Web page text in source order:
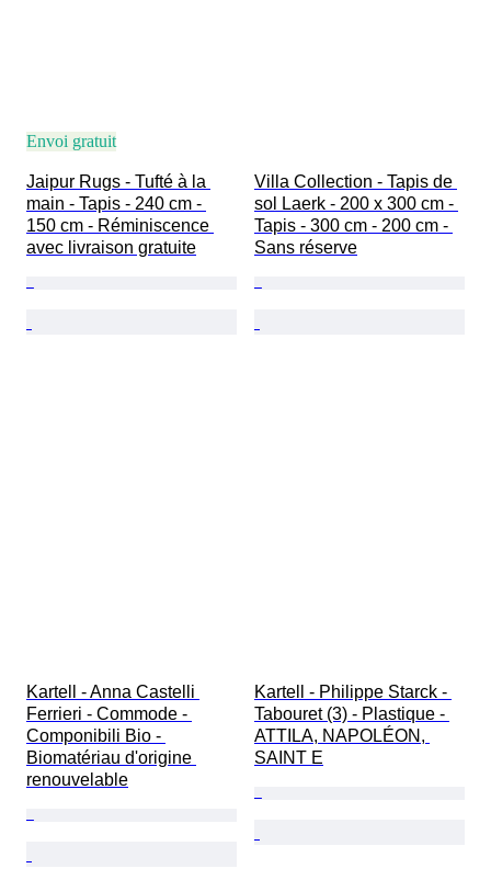
Envoi gratuit
Jaipur Rugs - Tufté à la
main - Tapis - 240 cm -
150 cm - Réminiscence
avec livraison gratuite
Villa Collection - Tapis de
sol Laerk - 200 x 300 cm -
Tapis - 300 cm - 200 cm -
Sans réserve
Kartell - Anna Castelli
Ferrieri - Commode -
Componibili Bio -
Biomatériau d'origine
renouvelable
Kartell - Philippe Starck -
Tabouret (3) - Plastique -
ATTILA, NAPOLÉON,
SAINT E